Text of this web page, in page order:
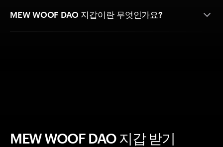
MEW WOOF DAO 지갑이란 무엇인가요?
MEW WOOF DAO 지갑 받기